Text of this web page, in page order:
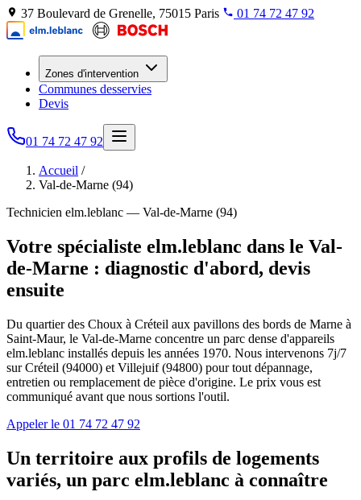
37 Boulevard de Grenelle, 75015 Paris 01 74 72 47 92
Zones d'intervention
Communes desservies
Devis
01 74 72 47 92
Accueil /
Val-de-Marne (94)
Technicien elm.leblanc — Val-de-Marne (94)
Votre spécialiste elm.leblanc dans le Val-
de-Marne : diagnostic d'abord, devis
ensuite
Du quartier des Choux à Créteil aux pavillons des bords de Marne à
Saint-Maur, le Val-de-Marne concentre un parc dense d'appareils
elm.leblanc installés depuis les années 1970. Nous intervenons 7j/7
sur Créteil (94000) et Villejuif (94800) pour tout dépannage,
entretien ou remplacement de pièce d'origine. Le prix vous est
communiqué avant que nous sortions l'outil.
Appeler le 01 74 72 47 92
Un territoire aux profils de logements
variés, un parc elm.leblanc à connaître